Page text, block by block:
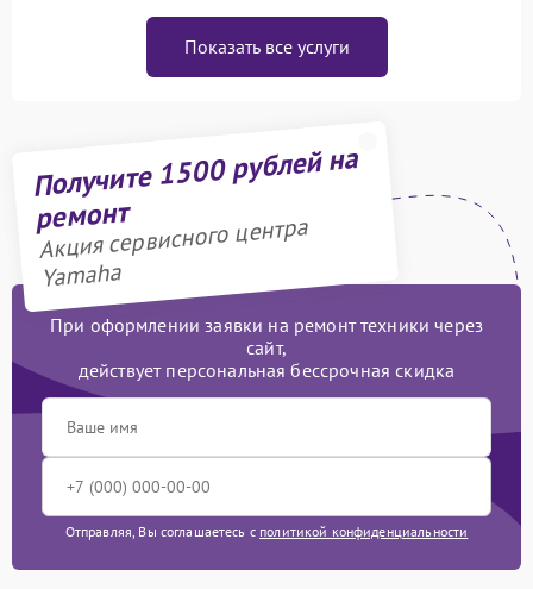
Показать все услуги
Получите 1500 рублей на
ремонт
Акция сервисного центра
Yamaha
При оформлении заявки на ремонт техники через
сайт,
действует персональная бессрочная скидка
Отправляя, Вы соглашаетесь с политикой конфиденциальности